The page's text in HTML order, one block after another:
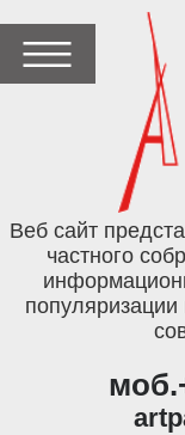
Веб сайт
частного
популяризации